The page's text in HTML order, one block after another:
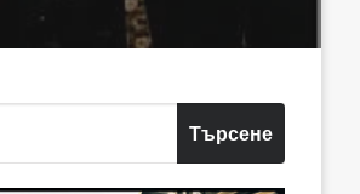
Търсене